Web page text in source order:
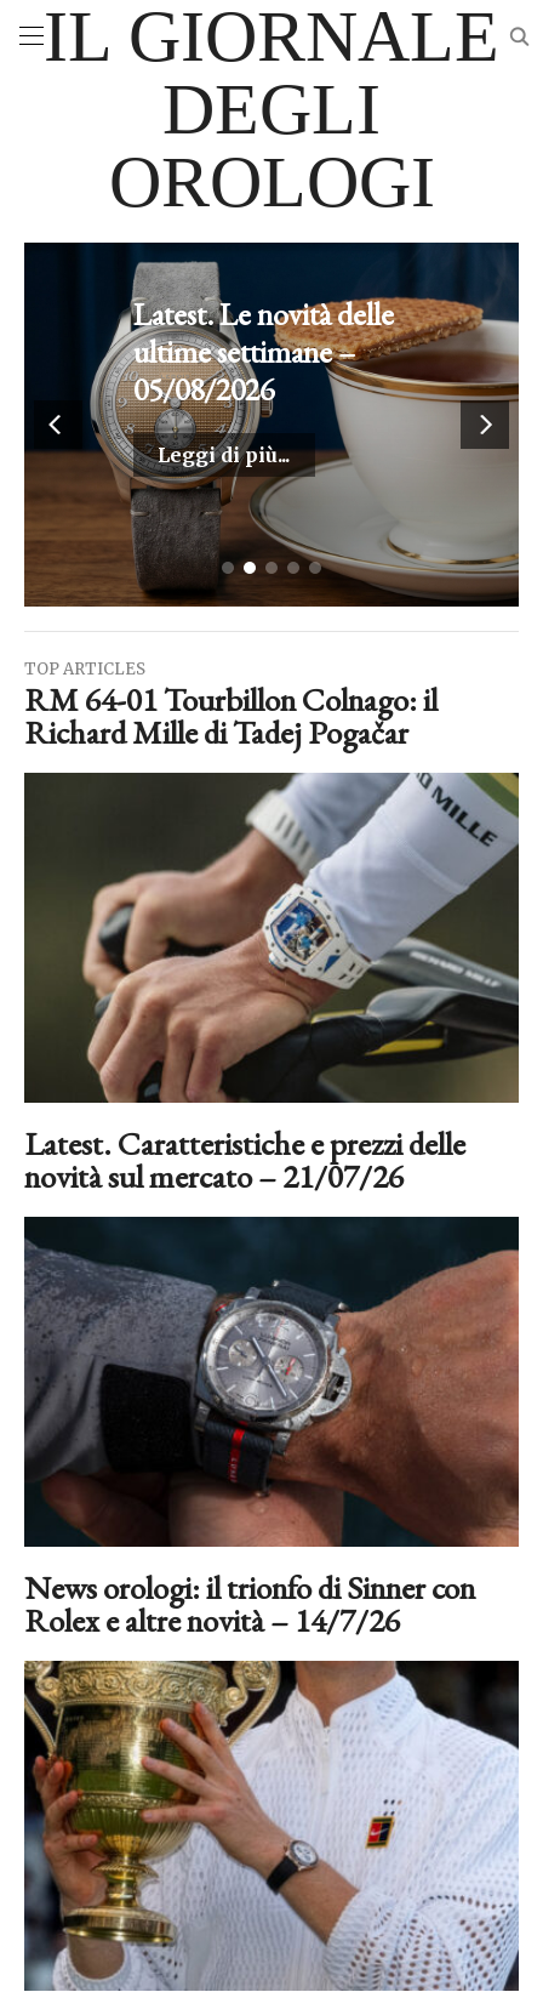
IL GIORNALE
DEGLI
OROLOGI
Lunar Pilot Black
Hole: il lato oscuro di
Bulova
TOP ARTICLES
RM 64-01 Tourbillon Colnago: il
Richard Mille di Tadej Pogačar
Latest. Caratteristiche e prezzi delle
novità sul mercato – 21/07/26
News orologi: il trionfo di Sinner con
Rolex e altre novità – 14/7/26